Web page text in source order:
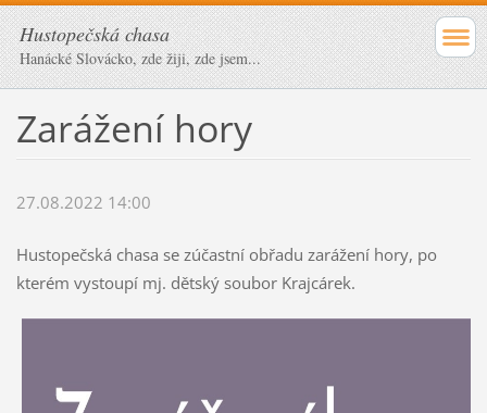
Hustopečská chasa
Hanácké Slovácko, zde žiji, zde jsem...
Zarážení hory
27.08.2022 14:00
Hustopečská chasa se zúčastní obřadu zarážení hory, po
kterém vystoupí mj. dětský soubor Krajcárek.